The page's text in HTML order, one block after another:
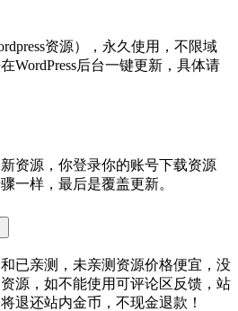
资源），永久使用，不限域
WordPress后台一键更新，具体请
资源，你登录你的账号下载资源
一样，最后是覆盖更新。
已亲测，未亲测资源价格便宜，没
源，如不能使用可评论区反馈，站
退还站内金币，不现金退款！